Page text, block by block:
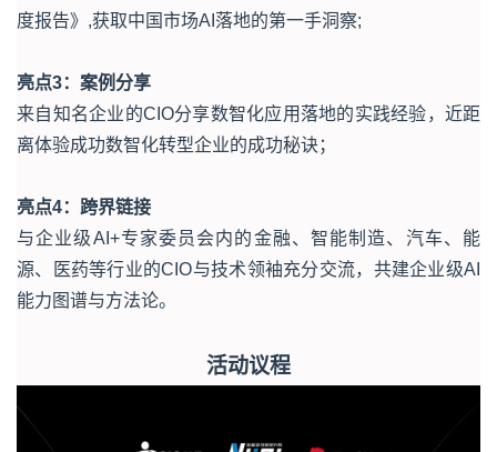
度报告》,获取中国市场AI落地的第一手洞察;
亮点3：案例分享
来自知名企业的CIO分享数智化应用落地的实践经验，近距
离体验成功数智化转型企业的成功秘诀；
亮点4：跨界链接
与企业级AI+专家委员会内的金融、智能制造、汽车、能
源、医药等行业的CIO与技术领袖充分交流，共建企业级AI
能力图谱与方法论。
活动议程